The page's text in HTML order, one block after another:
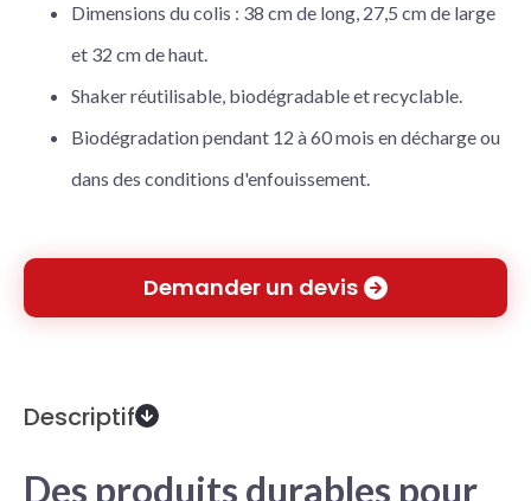
Dimensions du colis : 38 cm de long, 27,5 cm de large
et 32 cm de haut.
Shaker réutilisable, biodégradable et recyclable.
Biodégradation pendant 12 à 60 mois en décharge ou
dans des conditions d'enfouissement.
Demander un devis
Descriptif
Des produits durables pour